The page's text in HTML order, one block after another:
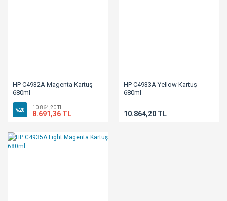
HP C4932A Magenta Kartuş
680ml
%20 10.864,20 TL
8.691,36 TL
HP C4933A Yellow Kartuş
680ml
10.864,20 TL